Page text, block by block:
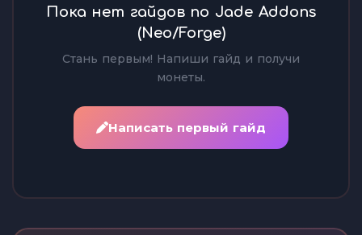
Пока нет гайдов по Jade Addons
(Neo/Forge)
Стань первым! Напиши гайд и получи
монеты.
Написать первый гайд